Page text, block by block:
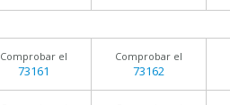
Comprobar el
73161
Comprobar el
73162